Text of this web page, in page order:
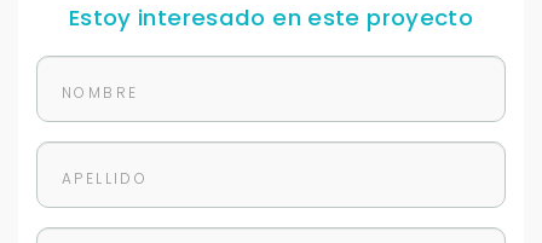
Estoy interesado en este proyecto